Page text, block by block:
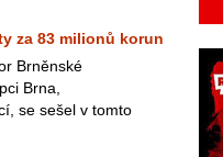
za 83 milionů korun
Brněnské
Brna,
se sešel v tomto